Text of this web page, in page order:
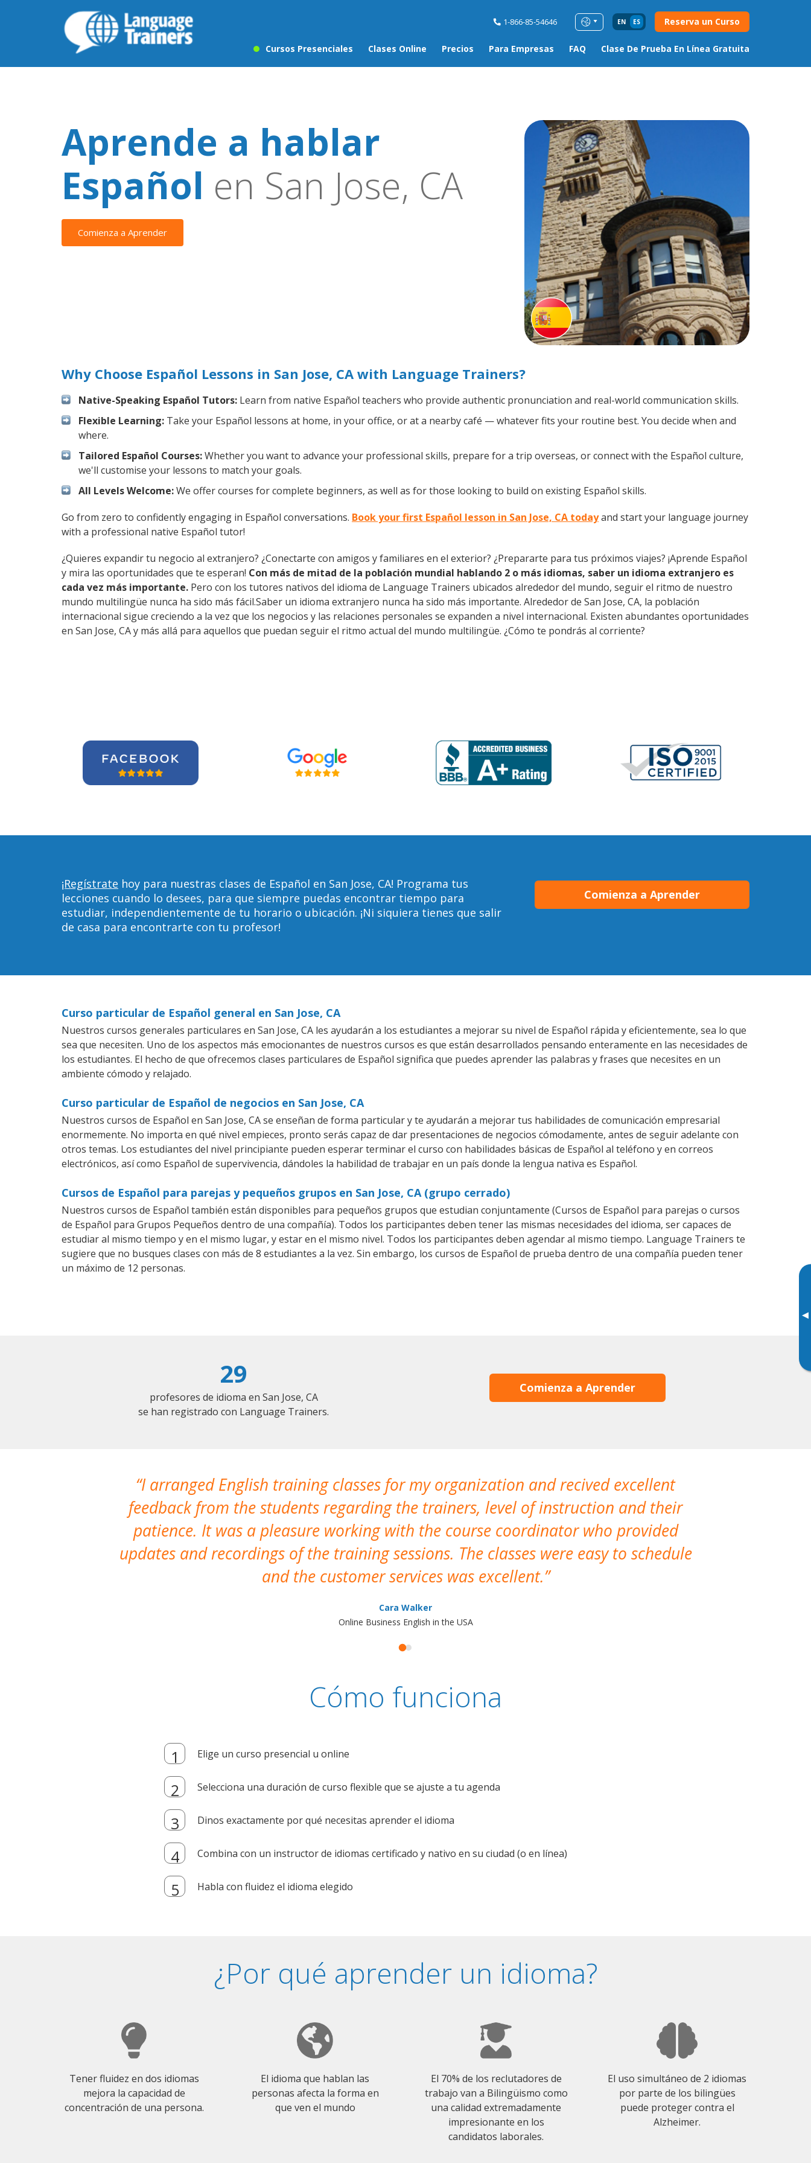
1-866-85-54646 EN ES Reserva un Curso
Cursos Presenciales Clases Online Precios Para Empresas FAQ Clase De Prueba En Línea Gratuita
▸
Aprende a hablar
Español en San Jose, CA
Comienza a Aprender
Why Choose Español Lessons in San Jose, CA with Language Trainers?
Native-Speaking Español Tutors: Learn from native Español teachers who provide authentic pronunciation and real-world communication skills.
Flexible Learning: Take your Español lessons at home, in your office, or at a nearby café — whatever fits your routine best. You decide when and
where.
Tailored Español Courses:Whether you want to advance your professional skills, prepare for a trip overseas, or connect with the Español culture,
we'll customise your lessons to match your goals.
All Levels Welcome:We offer courses for complete beginners, as well as for those looking to build on existing Español skills.
Go from zero to confidently engaging in Español conversations. Book your first Español lesson in San Jose, CA todayand start your language journey
with a professional native Español tutor!
¿Quieres expandir tu negocio al extranjero? ¿Conectarte con amigos y familiares en el exterior? ¿Prepararte para tus próximos viajes? ¡Aprende Español
y mira las oportunidades que te esperan! Con más de mitad de la población mundial hablando 2 o más idiomas, saber un idioma extranjero es
cada vez más importante. Pero con los tutores nativos del idioma de Language Trainers ubicados alrededor del mundo, seguir el ritmo de nuestro
mundo multilingüe nunca ha sido más fácil.Saber un idioma extranjero nunca ha sido más importante. Alrededor de San Jose, CA, la población
internacional sigue creciendo a la vez que los negocios y las relaciones personales se expanden a nivel internacional. Existen abundantes oportunidades
en San Jose, CA y más allá para aquellos que puedan seguir el ritmo actual del mundo multilingüe. ¿Cómo te pondrás al corriente?
¡Regístrate hoy para nuestras clases de Español en San Jose, CA! Programa tus
lecciones cuando lo desees, para que siempre puedas encontrar tiempo para
estudiar, independientemente de tu horario o ubicación. ¡Ni siquiera tienes que salir
de casa para encontrarte con tu profesor!
Comienza a Aprender
Curso particular de Español general en San Jose, CA
Nuestros cursos generales particulares en San Jose, CA les ayudarán a los estudiantes a mejorar su nivel de Español rápida y eficientemente, sea lo que
sea que necesiten. Uno de los aspectos más emocionantes de nuestros cursos es que están desarrollados pensando enteramente en las necesidades de
los estudiantes. El hecho de que ofrecemos clases particulares de Español significa que puedes aprender las palabras y frases que necesites en un
ambiente cómodo y relajado.
Curso particular de Español de negocios en San Jose, CA
Nuestros cursos de Español en San Jose, CA se enseñan de forma particular y te ayudarán a mejorar tus habilidades de comunicación empresarial
enormemente. No importa en qué nivel empieces, pronto serás capaz de dar presentaciones de negocios cómodamente, antes de seguir adelante con
otros temas. Los estudiantes del nivel principiante pueden esperar terminar el curso con habilidades básicas de Español al teléfono y en correos
electrónicos, así como Español de supervivencia, dándoles la habilidad de trabajar en un país donde la lengua nativa es Español.
Cursos de Español para parejas y pequeños grupos en San Jose, CA (grupo cerrado)
Nuestros cursos de Español también están disponibles para pequeños grupos que estudian conjuntamente (Cursos de Español para parejas o cursos
de Español para Grupos Pequeños dentro de una compañía). Todos los participantes deben tener las mismas necesidades del idioma, ser capaces de
estudiar al mismo tiempo y en el mismo lugar, y estar en el mismo nivel. Todos los participantes deben agendar al mismo tiempo. Language Trainers te
sugiere que no busques clases con más de 8 estudiantes a la vez. Sin embargo, los cursos de Español de prueba dentro de una compañía pueden tener
un máximo de 12 personas.
29
profesores de idioma en San Jose, CA
se han registrado con Language Trainers.
Comienza a Aprender
I arranged English training classes for my organization and recived excellent
feedback from the students regarding the trainers, level of instruction and their
patience. It was a pleasure working with the course coordinator who provided
updates and recordings of the training sessions. The classes were easy to schedule
and the customer services was excellent.
Cara Walker
Online Business English in the USA
Cómo funciona
Elige un curso presencial u online
Selecciona una duración de curso flexible que se ajuste a tu agenda
Dinos exactamente por qué necesitas aprender el idioma
Combina con un instructor de idiomas certificado y nativo en su ciudad (o en línea)
Habla con fluidez el idioma elegido
¿Por qué aprender un idioma?
Tener fluidez en dos idiomas
mejora la capacidad de
concentración de una persona.
El idioma que hablan las
personas afecta la forma en
que ven el mundo
El 70% de los reclutadores de
trabajo van a Bilingüismo como
una calidad extremadamente
impresionante en los
candidatos laborales.
El uso simultáneo de 2 idiomas
por parte de los bilingües
puede proteger contra el
Alzheimer.